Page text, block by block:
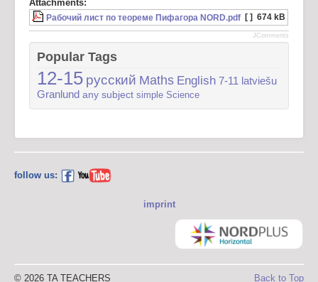
Attachments:
Рабочий лист по теореме Пифагора NORD.pdf [ ] 674 kB
JComments
Popular Tags
12-15 русский Maths English 7-11 latviešu
Granlund any subject simple Science
follow us:
imprint
Back to Top
© 2026 TA TEACHERS